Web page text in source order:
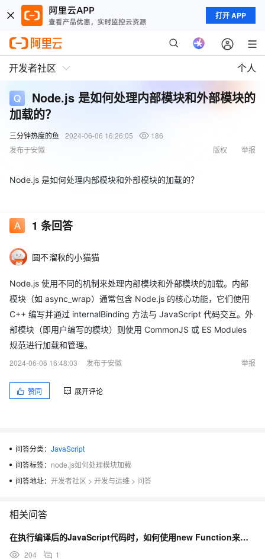
打开 APP
开发者社区 个人
Node.js 是如何处理内部模块和外部模块的
加载的？
三分钟热度的鱼 2024-06-06 16:26:05
186
发布于安徽
举报
版权
Node.js 是如何处理内部模块和外部模块的加载的？
1 条回答
圆不溜秋的小猫猫
Node.js 使用不同的机制来处理内部模块和外部模块的加载。内部
模块（如 async_wrap）通常包含 Node.js 的核心功能，它们使用
C++ 编写并通过 internalBinding 方法与 JavaScript 代码交互。外
部模块（即用户编写的模块）则使用 CommonJS 或 ES Modules
规范进行加载和管理。
2024-06-06 16:48:03
发布于安徽 举报
赞同 展开评论
问答分类： JavaScript
问答标签： node.js如何处理模块加载
问答地址： 开发者社区 > 开发与运维 > 问答
相关问答
在执行编译后的JavaScript代码时，如何使用new Function来执行并获取模块导出内容？
204 1